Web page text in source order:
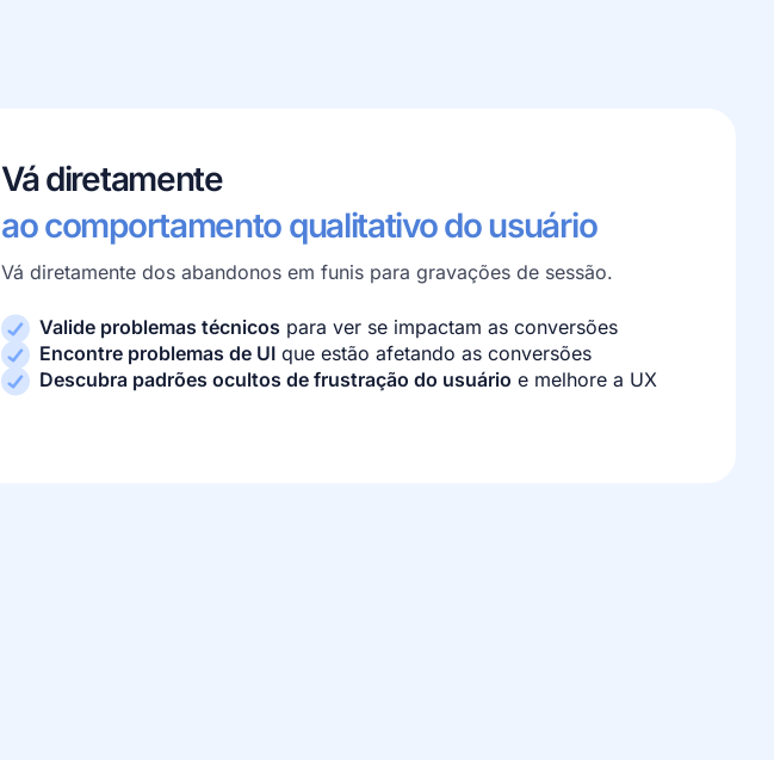
Vá diretamente
ao comportamento qualitativo do usuário
Vá diretamente dos abandonos em funis para gravações de sessão.
Valide problemas técnicos para ver se impactam as conversões
Encontre problemas de UI que estão afetando as conversões
Descubra padrões ocultos de frustração do usuário e melhore a UX